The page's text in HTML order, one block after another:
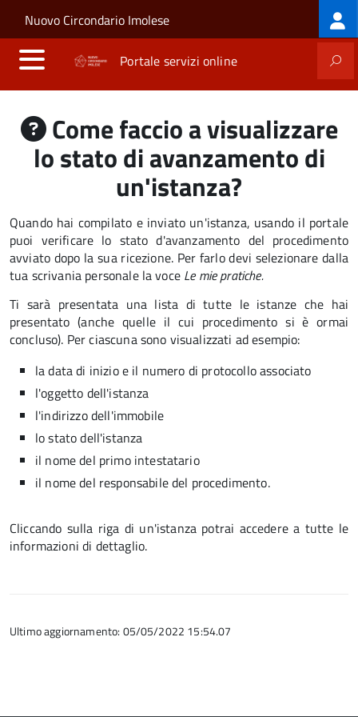
Salta al contenuto principale
Skip to site navigation
Nuovo Circondario Imolese
Portale servizi online
Come faccio a visualizzare
lo stato di avanzamento di
un'istanza?
Quando hai compilato e inviato un'istanza, usando il portale
puoi verificare lo stato d'avanzamento del procedimento
avviato dopo la sua ricezione. Per farlo devi selezionare dalla
tua scrivania personale la voce Le mie pratiche.
Ti sarà presentata una lista di tutte le istanze che hai
presentato (anche quelle il cui procedimento si è ormai
concluso). Per ciascuna sono visualizzati ad esempio:
la data di inizio e il numero di protocollo associato
l'oggetto dell'istanza
l'indirizzo dell'immobile
lo stato dell'istanza
il nome del primo intestatario
il nome del responsabile del procedimento.
Cliccando sulla riga di un'istanza potrai accedere a tutte le
informazioni di dettaglio.
Ultimo aggiornamento: 05/05/2022 15:54.07